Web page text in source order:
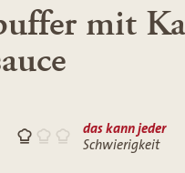
mit
das kann jeder
Schwierigkeit